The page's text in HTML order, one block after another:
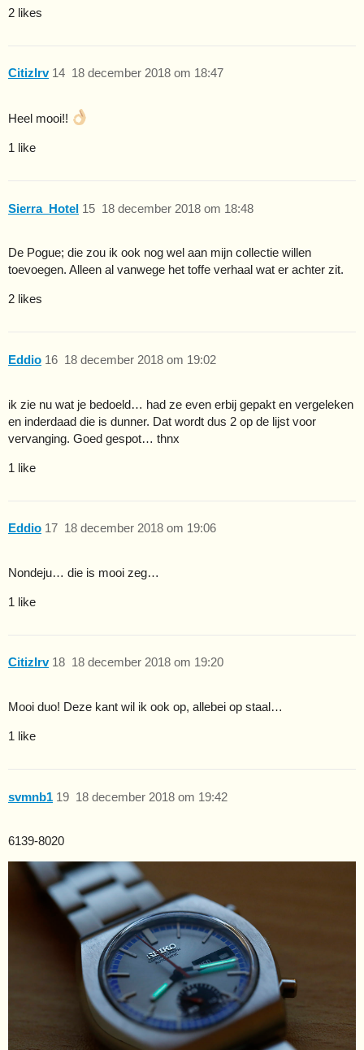
2 likes
CitizIrv 18 december 2018 om 18:47
14
Heel mooi!!
1 like
Sierra_Hotel 18 december 2018 om 18:48
15
De Pogue; die zou ik ook nog wel aan mijn collectie willen
toevoegen. Alleen al vanwege het toffe verhaal wat er achter zit.
2 likes
Eddio 18 december 2018 om 19:02
16
ik zie nu wat je bedoeld… had ze even erbij gepakt en vergeleken
en inderdaad die is dunner. Dat wordt dus 2 op de lijst voor
vervanging. Goed gespot… thnx
1 like
Eddio 18 december 2018 om 19:06
17
Nondeju… die is mooi zeg…
1 like
CitizIrv 18 december 2018 om 19:20
18
Mooi duo! Deze kant wil ik ook op, allebei op staal…
1 like
svmnb1 18 december 2018 om 19:42
19
6139-8020